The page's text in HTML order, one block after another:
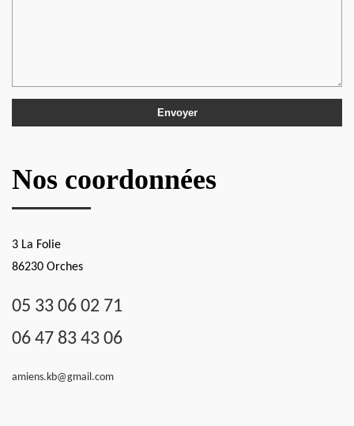
Nos coordonnées
3 La Folie
86230 Orches
05 33 06 02 71
06 47 83 43 06
amiens.kb@gmail.com